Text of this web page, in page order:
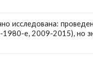
исследована:
е, 2009-2015), но